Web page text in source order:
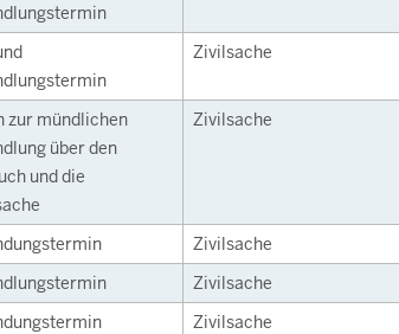
Zivilsache
zur mündlichen
über den
und die
Zivilsache
Zivilsache
Zivilsache
Zivilsache